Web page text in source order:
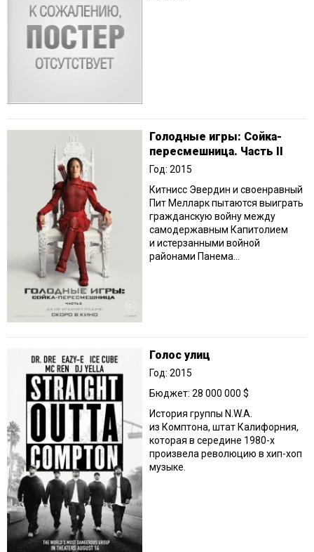
Голодные игры: Сойка-
пересмешница. Часть II
Год: 2015
Китнисс Эвердин и своенравный
Пит Мелларк пытаются выиграть
гражданскую войну между
самодержавным Капитолием
и истерзанными войной
районами Панема…
Голос улиц
Год: 2015
Бюджет: 28 000 000 $
История группы N.W.A.
из Комптона, штат Калифорния,
которая в середине 1980-х
произвела революцию в хип-хоп
музыке.